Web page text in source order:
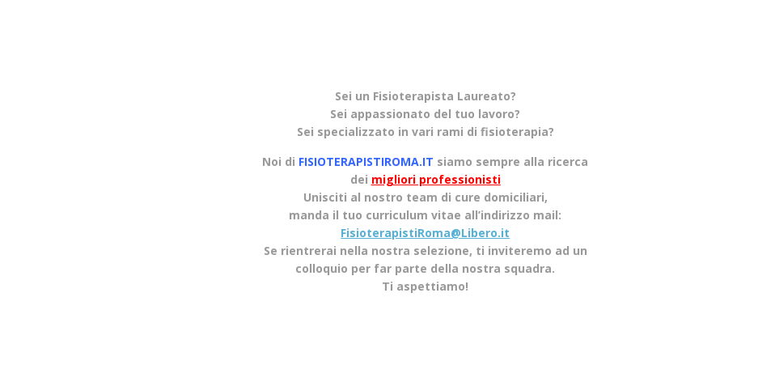
Sei un Fisioterapista Laureato?
Sei appassionato del tuo lavoro?
Sei specializzato in vari rami di fisioterapia?
Noi di FISIOTERAPISTIROMA.IT siamo sempre alla ricerca
dei migliori professionisti
Unisciti al nostro team di cure domiciliari,
manda il tuo curriculum vitae all’indirizzo mail:
FisioterapistiRoma@Libero.it
Se rientrerai nella nostra selezione, ti inviteremo ad un
colloquio per far parte della nostra squadra.
Ti aspettiamo!